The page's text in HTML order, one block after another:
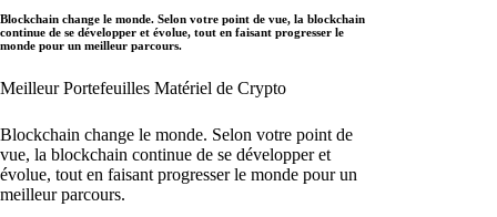
Blockchain change le monde. Selon votre point de vue, la blockchain
continue de se développer et évolue, tout en faisant progresser le
monde pour un meilleur parcours.
Meilleur Portefeuilles Matériel de Crypto
Blockchain change le monde. Selon votre point de
vue, la blockchain continue de se développer et
évolue, tout en faisant progresser le monde pour un
meilleur parcours.